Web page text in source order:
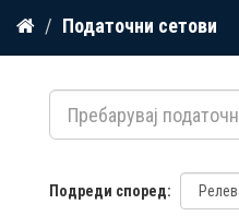
Прескокнете
содржина
Податочни сетови
Подреди според